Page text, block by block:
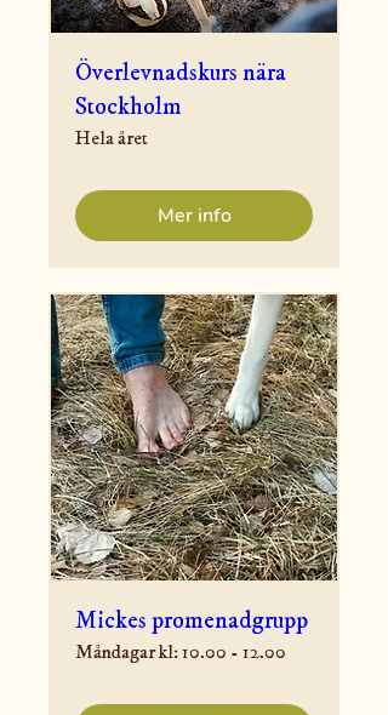
Överlevnadskurs nära
Stockholm
Hela året
Mer info
Mickes promenadgrupp
Måndagar kl: 10.00 - 12.00